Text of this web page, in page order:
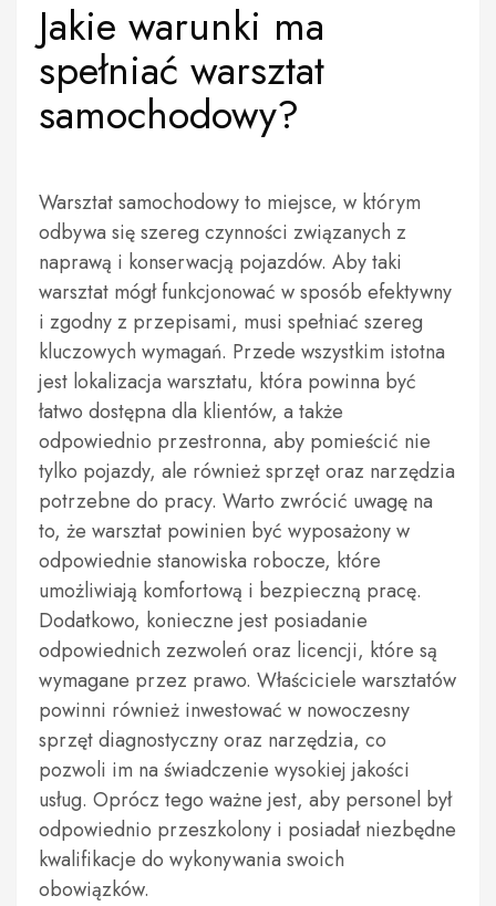
Jakie warunki ma
spełniać warsztat
samochodowy?
Warsztat samochodowy to miejsce, w którym
odbywa się szereg czynności związanych z
naprawą i konserwacją pojazdów. Aby taki
warsztat mógł funkcjonować w sposób efektywny
i zgodny z przepisami, musi spełniać szereg
kluczowych wymagań. Przede wszystkim istotna
jest lokalizacja warsztatu, która powinna być
łatwo dostępna dla klientów, a także
odpowiednio przestronna, aby pomieścić nie
tylko pojazdy, ale również sprzęt oraz narzędzia
potrzebne do pracy. Warto zwrócić uwagę na
to, że warsztat powinien być wyposażony w
odpowiednie stanowiska robocze, które
umożliwiają komfortową i bezpieczną pracę.
Dodatkowo, konieczne jest posiadanie
odpowiednich zezwoleń oraz licencji, które są
wymagane przez prawo. Właściciele warsztatów
powinni również inwestować w nowoczesny
sprzęt diagnostyczny oraz narzędzia, co
pozwoli im na świadczenie wysokiej jakości
usług. Oprócz tego ważne jest, aby personel był
odpowiednio przeszkolony i posiadał niezbędne
kwalifikacje do wykonywania swoich
obowiązków.